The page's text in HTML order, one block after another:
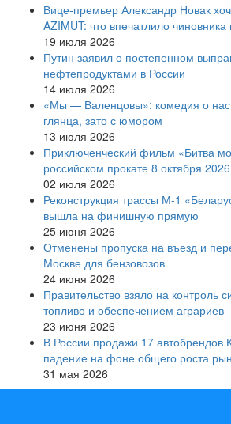
Вице‑премьер Александр Новак
AZIMUT: что впечатлило
19 июля 2026
Путин заявил о постепенном
нефтепродуктами в России
14 июля 2026
«Мы — Валенцовы»: комедия о
глянца, зато с юмором
13 июля 2026
Приключенческий фильм «Битва
российском прокате 8 октября
02 июля 2026
Реконструкция трассы М-1
вышла на финишную прямую
25 июня 2026
Отменены пропуска на въезд и
Москве для бензовозов
24 июня 2026
Правительство взяло на контроль
топливо и обеспечением аграриев
23 июня 2026
В России продажи 17 автобрендов
падение на фоне общего роста
31 мая 2026